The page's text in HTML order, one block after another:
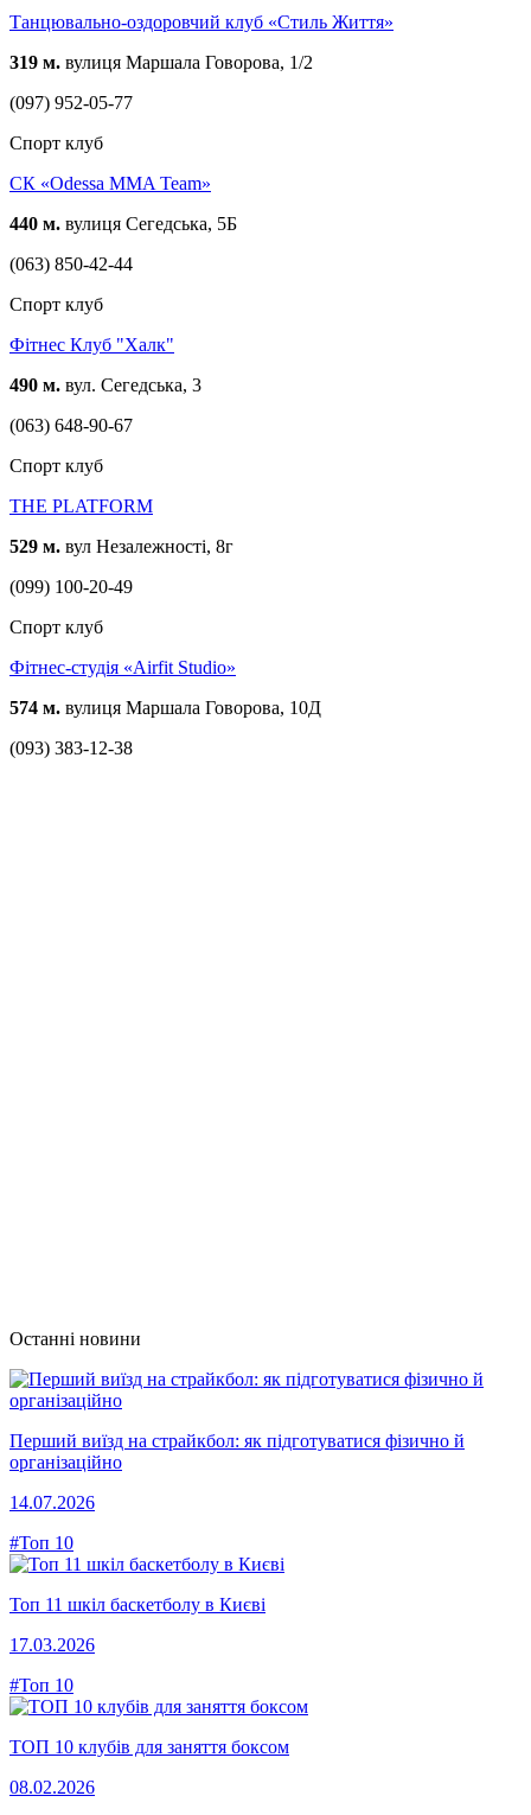
Танцювально-оздоровчий клуб «Стиль Життя»
319 м. вулиця Маршала Говорова, 1/2
(097) 952-05-77
Спорт клуб
СК «Odessa MMA Team»
440 м. вулиця Сегедська, 5Б
(063) 850-42-44
Спорт клуб
Фітнес Клуб "Халк"
490 м. вул. Сегедська, 3
(063) 648-90-67
Спорт клуб
THE PLATFORM
529 м. вул Незалежності, 8г
(099) 100-20-49
Спорт клуб
Фітнес-студія «Airfit Studio»
574 м. вулиця Маршала Говорова, 10Д
(093) 383-12-38
Останні новини
Перший виїзд на страйкбол: як підготуватися фізично й
організаційно
14.07.2026
#Топ 10
Топ 11 шкіл баскетболу в Києві
17.03.2026
#Топ 10
ТОП 10 клубів для заняття боксом
08.02.2026